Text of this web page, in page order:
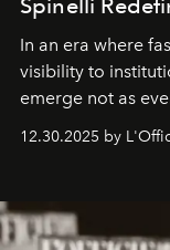
Spinelli
In an era where
visibility to
emerge not as
ecosystems.
brand strategist
framework
converge with
12.30.2025 by